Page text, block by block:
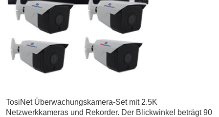
TosiNet Überwachungskamera-Set mit 2.5K
Netzwerkkameras und Rekorder. Der Blickwinkel beträgt 90